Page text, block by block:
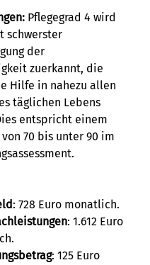
Pflegegrad 4 wird
schwerster
der
zuerkannt, die
Hilfe in nahezu allen
täglichen Lebens
entspricht einem
70 bis unter 90 im
: 728 Euro monatlich.
: 1.612 Euro
: 125 Euro